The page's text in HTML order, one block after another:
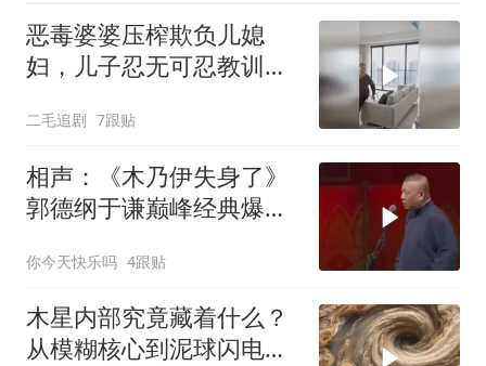
恶毒婆婆压榨欺负儿媳
妇，儿子忍无可忍教训母
二毛追剧 7跟贴
相声：《木乃伊失身了》
郭德纲于谦巅峰经典爆笑
你今天快乐吗 4跟贴
木星内部究竟藏着什么？
从模糊核心到泥球闪电，